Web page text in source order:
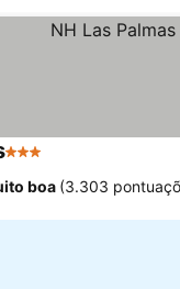
3 Estrelas
boa (3.303